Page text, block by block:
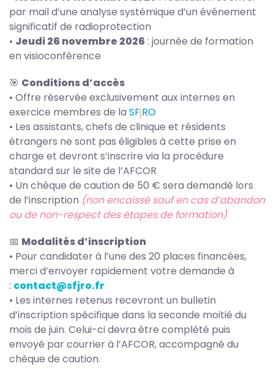
par mail d’une analyse systémique d’un événement
significatif de radioprotection
• Jeudi 26 novembre 2026 : journée de formation
en visioconférence
🎯 Conditions d’accès
• Offre réservée exclusivement aux internes en
exercice membres de la SFjRO
• Les assistants, chefs de clinique et résidents
étrangers ne sont pas éligibles à cette prise en
charge et devront s’inscrire via la procédure
standard sur le site de l’AFCOR
• Un chèque de caution de 50 € sera demandé lors
de l’inscription (non encaissé sauf en cas d’abandon
ou de non-respect des étapes de formation)
📅 Modalités d’inscription
• Pour candidater à l’une des 20 places financées,
merci d’envoyer rapidement votre demande à
: contact@sfjro.fr
• Les internes retenus recevront un bulletin
d’inscription spécifique dans la seconde moitié du
mois de juin. Celui-ci devra être complété puis
envoyé par courrier à l’AFCOR, accompagné du
chèque de caution.